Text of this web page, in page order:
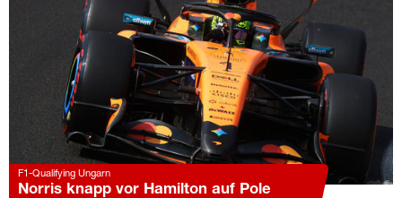
F1-Qualifying Ungarn
Norris knapp vor Hamilton auf Pole